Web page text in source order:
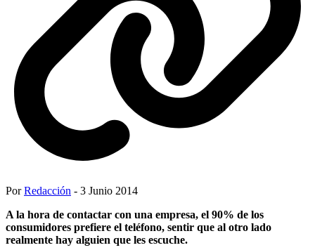
PorRedacción - 3 Junio 2014
A la hora de contactar con una empresa, el 90% de los
consumidores prefiere el teléfono, sentir que al otro lado
realmente hay alguien que les escuche.